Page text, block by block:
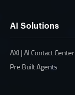
AI Solutions
AXI | AI Contact Center
Pre Built Agents